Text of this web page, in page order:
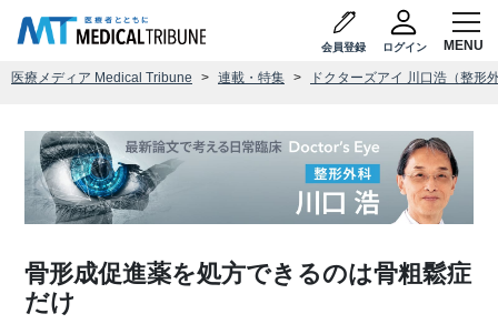
会員登録 ログイン
医療メディア Medical Tribune 連載・特集 ドクターズアイ 川口浩（整形
骨形成促進薬を処方できるのは骨粗鬆症
だけ